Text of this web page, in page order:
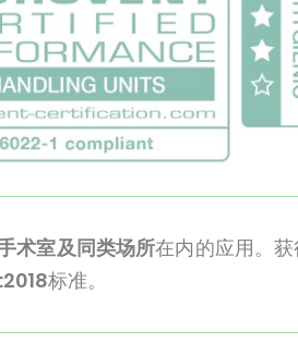
术室及同类场所在内的应用。
标准。